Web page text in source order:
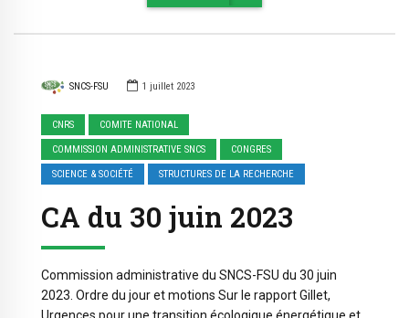
SNCS-FSU 1 juillet 2023
CNRS COMITE NATIONAL
COMMISSION ADMINISTRATIVE SNCS CONGRES
SCIENCE & SOCIÉTÉ STRUCTURES DE LA RECHERCHE
CA du 30 juin 2023
Commission administrative du SNCS-FSU du 30 juin
2023. Ordre du jour et motions Sur le rapport Gillet,